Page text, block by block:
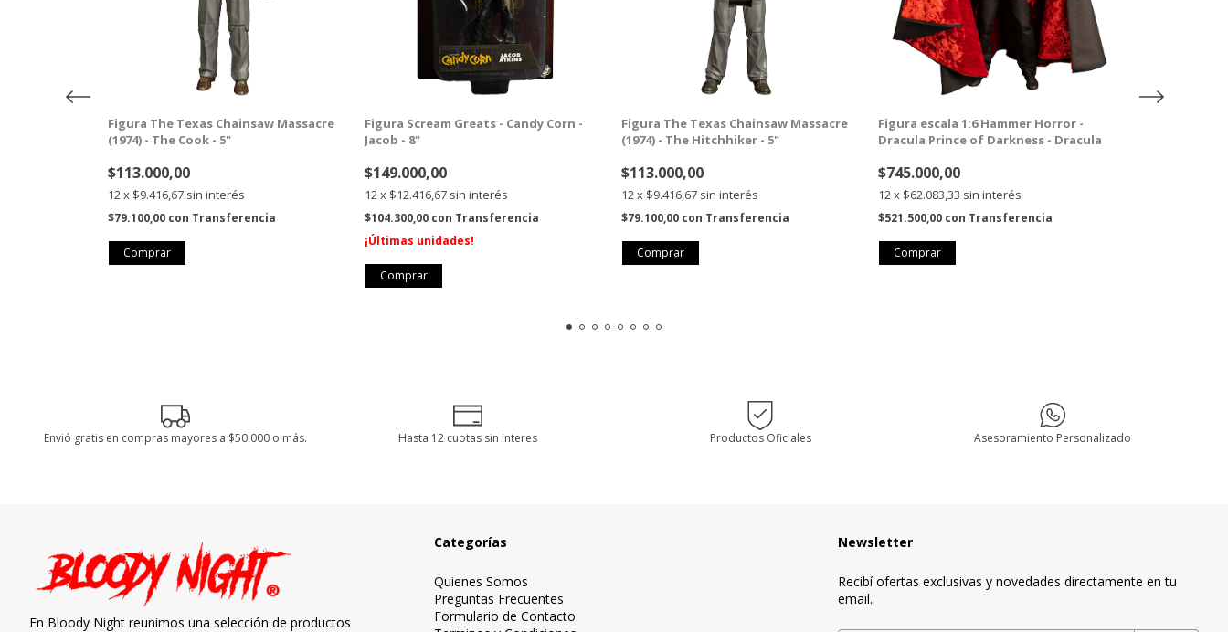
Figura The Texas Chainsaw Massacre
(1974) - The Cook - 5"
$113.000,00
12x $9.416,67 sin interés
$79.100,00 con Transferencia
Figura Scream Greats - Candy Corn -
Jacob - 8"
$149.000,00
12x $12.416,67 sin interés
$104.300,00 con Transferencia
¡Últimas unidades!
Figura The Texas Chainsaw Massacre
(1974) - The Hitchhiker - 5"
$113.000,00
12x $9.416,67 sin interés
$79.100,00 con Transferencia
Figura escala 1:6 Hammer Horror -
Dracula Prince of Darkness - Dracula
$745.000,00
12x $62.083,33 sin interés
$521.500,00 con Transferencia
Envió gratis en compras mayores a $50.000 o más. Hasta 12 cuotas sin interes Productos Oficiales Asesoramiento Personalizado
En Bloody Night reunimos una selección de productos
Categorías
Quienes Somos
Preguntas Frecuentes
Formulario de Contacto
Newsletter
Recibí ofertas exclusivas y novedades directamente en tu
email.